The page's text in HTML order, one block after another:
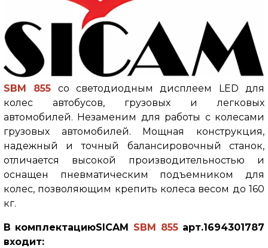
SBM 855 со светодиодным дисплеем LED для
колес автобусов, грузовых и легковых
автомобилей. Незаменим для работы с колесами
грузовых автомобилей. Мощная конструкция,
надежный и точный балансировочный станок,
отличается высокой производительностью и
оснащен пневматическим подъемником для
колес, позволяющим крепить колеса весом до 160
кг.
В комплектациюSICAM SBM 855арт.1694301787
входит: